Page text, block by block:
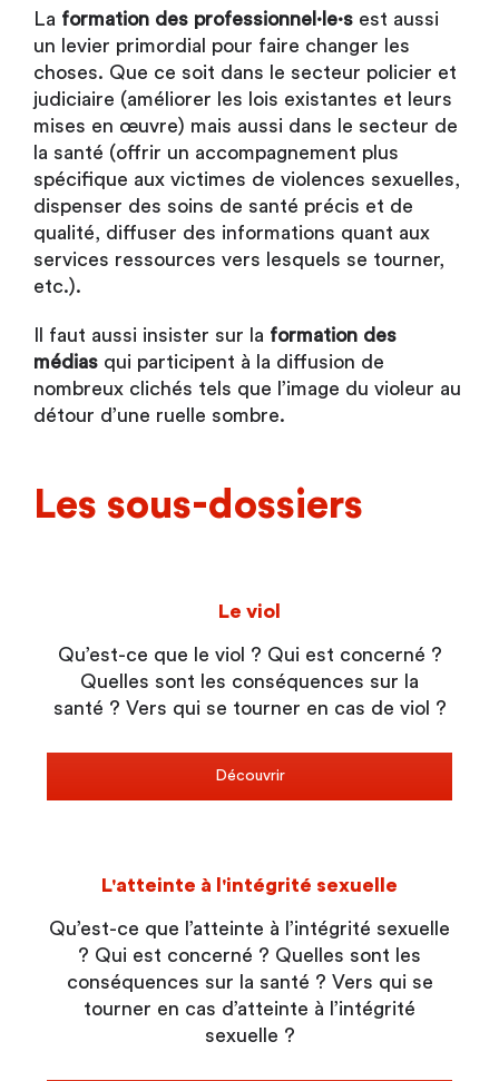
La formation des professionnel·le·s est aussi
un levier primordial pour faire changer les
choses. Que ce soit dans le secteur policier et
judiciaire (améliorer les lois existantes et leurs
mises en œuvre) mais aussi dans le secteur de
la santé (offrir un accompagnement plus
spécifique aux victimes de violences sexuelles,
dispenser des soins de santé précis et de
qualité, diffuser des informations quant aux
services ressources vers lesquels se tourner,
etc.).
Il faut aussi insister sur la formation des
médias qui participent à la diffusion de
nombreux clichés tels que l’image du violeur au
détour d’une ruelle sombre.
Les sous-dossiers
Le viol
Qu’est-ce que le viol ? Qui est concerné ?
Quelles sont les conséquences sur la
santé ? Vers qui se tourner en cas de viol ?
Découvrir
L'atteinte à l'intégrité sexuelle
Qu’est-ce que l’atteinte à l’intégrité sexuelle
? Qui est concerné ? Quelles sont les
conséquences sur la santé ? Vers qui se
tourner en cas d’atteinte à l’intégrité
sexuelle ?